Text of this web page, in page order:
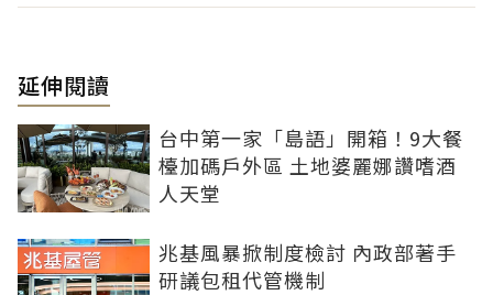
延伸閱讀
台中第一家「島語」開箱！9大餐
檯加碼戶外區 土地婆麗娜讚嗜酒
人天堂
兆基風暴掀制度檢討 內政部著手
研議包租代管機制